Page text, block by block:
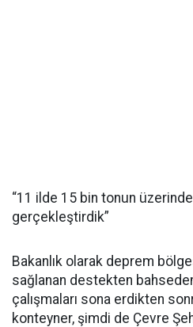
“11 ilde 15 bin tonun üzerinde
gerçekleştirdik”
Bakanlık olarak deprem
sağlanan destekten
çalışmaları sona erdikten
konteyner, şimdi de Çevre